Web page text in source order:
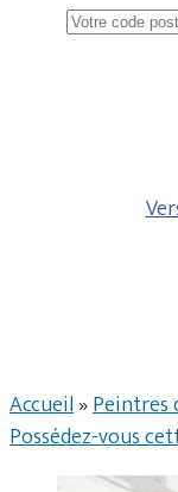
Accueil»Peintres
Possédez-vous